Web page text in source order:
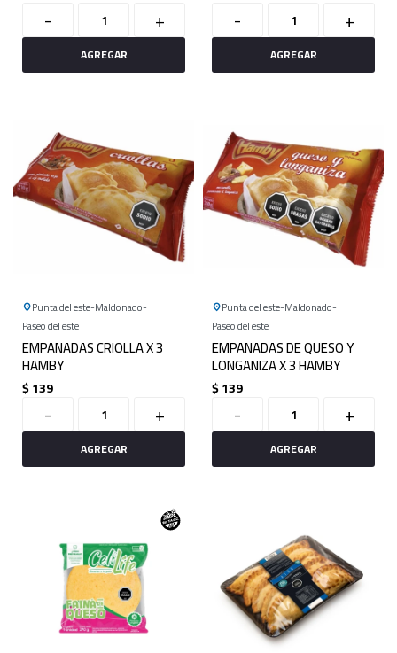
- + - +
Punta del este Maldonado
Paseo del este
EMPANADAS CRIOLLA X 3
HAMBY
$139
- +
Punta del este Maldonado
Paseo del este
EMPANADAS DE QUESO Y
LONGANIZA X 3 HAMBY
$139
- +